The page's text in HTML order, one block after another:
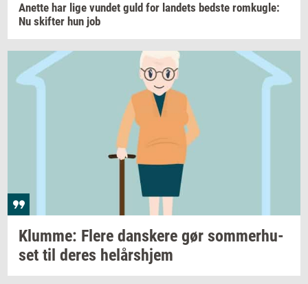
Anet­te har lige vun­det guld for lan­dets bed­ste rom­kug­le:
Nu skif­ter hun job
Klum­me: Flere dan­ske­re gør som­mer­hu­
set til deres helårs­hjem